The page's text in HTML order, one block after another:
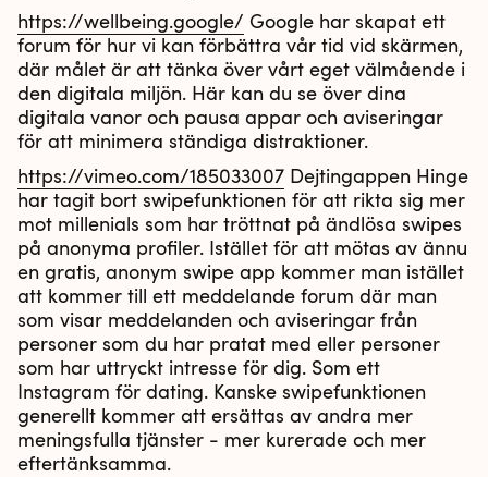
https://wellbeing.google/ Google har skapat ett
forum för hur vi kan förbättra vår tid vid skärmen,
där målet är att tänka över vårt eget välmående i
den digitala miljön. Här kan du se över dina
digitala vanor och pausa appar och aviseringar
för att minimera ständiga distraktioner.
https://vimeo.com/185033007 Dejtingappen Hinge
har tagit bort swipefunktionen för att rikta sig mer
mot millenials som har tröttnat på ändlösa swipes
på anonyma profiler. Istället för att mötas av ännu
en gratis, anonym swipe app kommer man istället
att kommer till ett meddelande forum där man
som visar meddelanden och aviseringar från
personer som du har pratat med eller personer
som har uttryckt intresse för dig. Som ett
Instagram för dating. Kanske swipefunktionen
generellt kommer att ersättas av andra mer
meningsfulla tjänster - mer kurerade och mer
eftertänksamma.